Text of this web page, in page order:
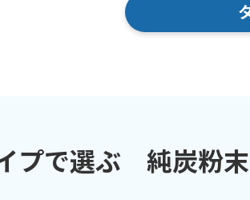
プで選ぶ 純炭粉